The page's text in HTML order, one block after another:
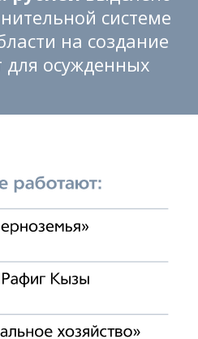
системе
на создание
для осужденных